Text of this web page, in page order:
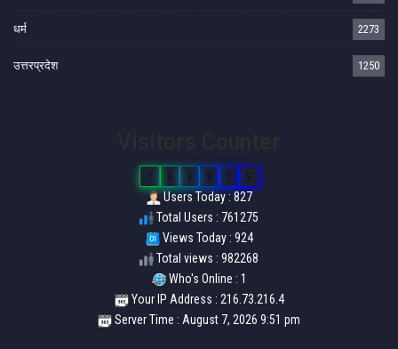
धर्म 2273
उत्तरप्रदेश 1250
7 6 1 2 7 5
Users Today : 827
Total Users : 761275
Views Today : 924
Total views : 982268
Who's Online : 1
Your IP Address : 216.73.216.4
Server Time : August 7, 2026 9:51 pm